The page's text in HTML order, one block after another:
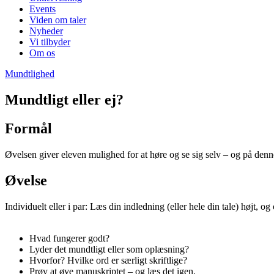
Events
Viden om taler
Nyheder
Vi tilbyder
Om os
Mundtlighed
Mundtligt eller ej?
Formål
Øvelsen giver eleven mulighed for at høre og se sig selv – og på
Øvelse
Individuelt eller i par: Læs din indledning (eller hele din tale) højt,
Hvad fungerer godt?
Lyder det mundtligt eller som oplæsning?
Hvorfor? Hvilke ord er særligt skriftlige?
Prøv at øve manuskriptet – og læs det igen.